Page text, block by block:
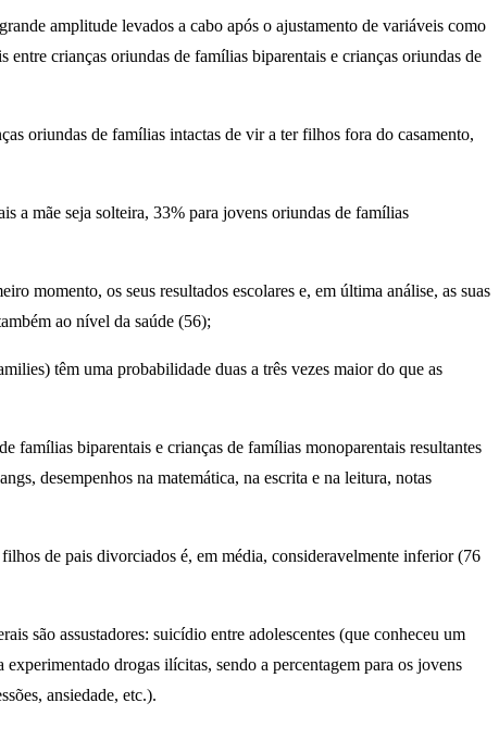
amplitude levados a cabo após o ajustamento de variáveis como
crianças oriundas de famílias biparentais e crianças oriundas de
oriundas de famílias intactas de vir a ter filhos fora do casamento,
a mãe seja solteira, 33% para jovens oriundas de famílias
momento, os seus resultados escolares e, em última análise, as suas
ao nível da saúde (56);
têm uma probabilidade duas a três vezes maior do que as
famílias biparentais e crianças de famílias monoparentais resultantes
desempenhos na matemática, na escrita e na leitura, notas
de pais divorciados é, em média, consideravelmente inferior (76
são assustadores: suicídio entre adolescentes (que conheceu um
drogas ilícitas, sendo a percentagem para os jovens
ansiedade, etc.).